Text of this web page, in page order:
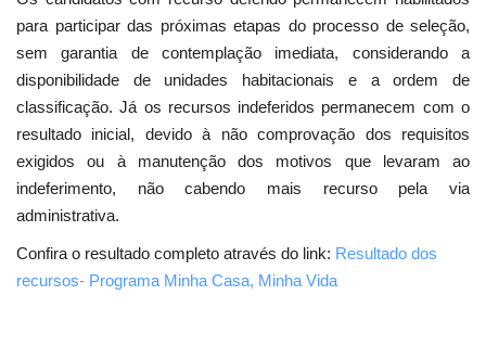
para participar das próximas etapas do processo de seleção,
sem garantia de contemplação imediata, considerando a
disponibilidade de unidades habitacionais e a ordem de
classificação. Já os recursos indeferidos permanecem com o
resultado inicial, devido à não comprovação dos requisitos
exigidos ou à manutenção dos motivos que levaram ao
indeferimento, não cabendo mais recurso pela via
administrativa.
Confira o resultado completo através do link: Resultado dos
recursos- Programa Minha Casa, Minha Vida